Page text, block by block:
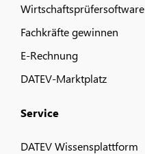
Wirtschaftsprüfersoftware
Fachkräfte gewinnen
E-Rechnung
DATEV-Marktplatz
Service
DATEV Wissensplattform